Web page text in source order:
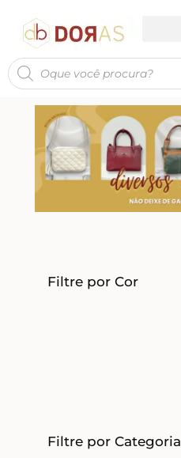
Filtre por Cor
Filtre por Categoria